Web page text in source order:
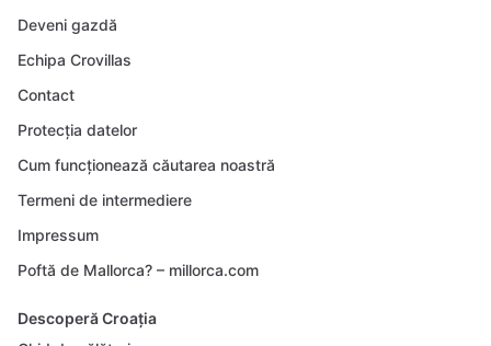
Deveni gazdă
Echipa Crovillas
Contact
Protecția datelor
Cum funcționează căutarea noastră
Termeni de intermediere
Impressum
Poftă de Mallorca? – millorca.com
Descoperă Croația